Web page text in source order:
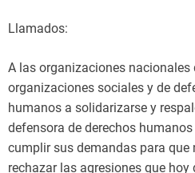
Llamados:
A las organizaciones nacionales
organizaciones sociales y de
humanos a solidarizarse y
defensora de derechos
cumplir sus demandas para que
rechazar las agresiones que hoy